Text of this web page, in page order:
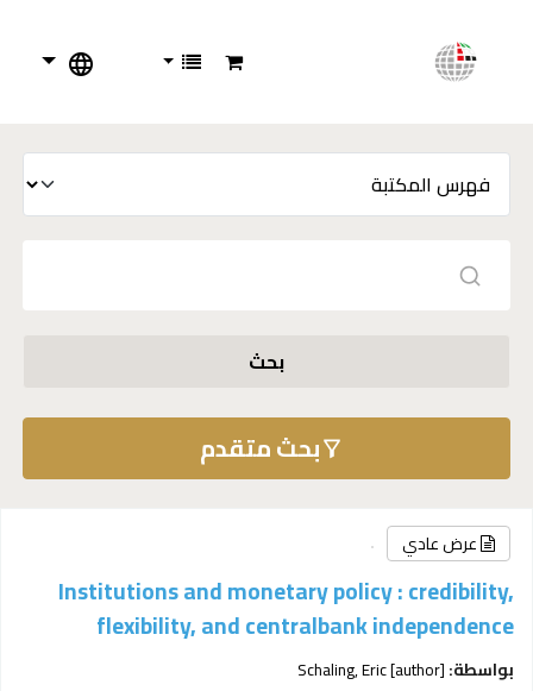
بحث
بحث متقدم
عرض عادي
Institutions and monetary policy : credibility,
flexibility, and centralbank independence
بواسطة: Schaling, Eric[author]